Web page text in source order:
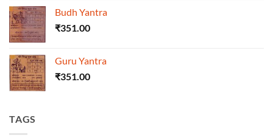
Budh Yantra
₹351.00
Guru Yantra
₹351.00
TAGS